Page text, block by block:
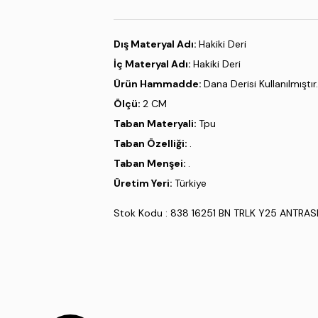
Dış Materyal Adı: Hakiki Deri
İç Materyal Adı: Hakiki Deri
Ürün Hammadde: Dana Derisi Kullanılmıştır.
Ölçü: 2 CM
Taban Materyali: Tpu
Taban Özelliği: .
Taban Menşei: .
Üretim Yeri: Türkiye
Stok Kodu : 838 16251 BN TRLK Y25